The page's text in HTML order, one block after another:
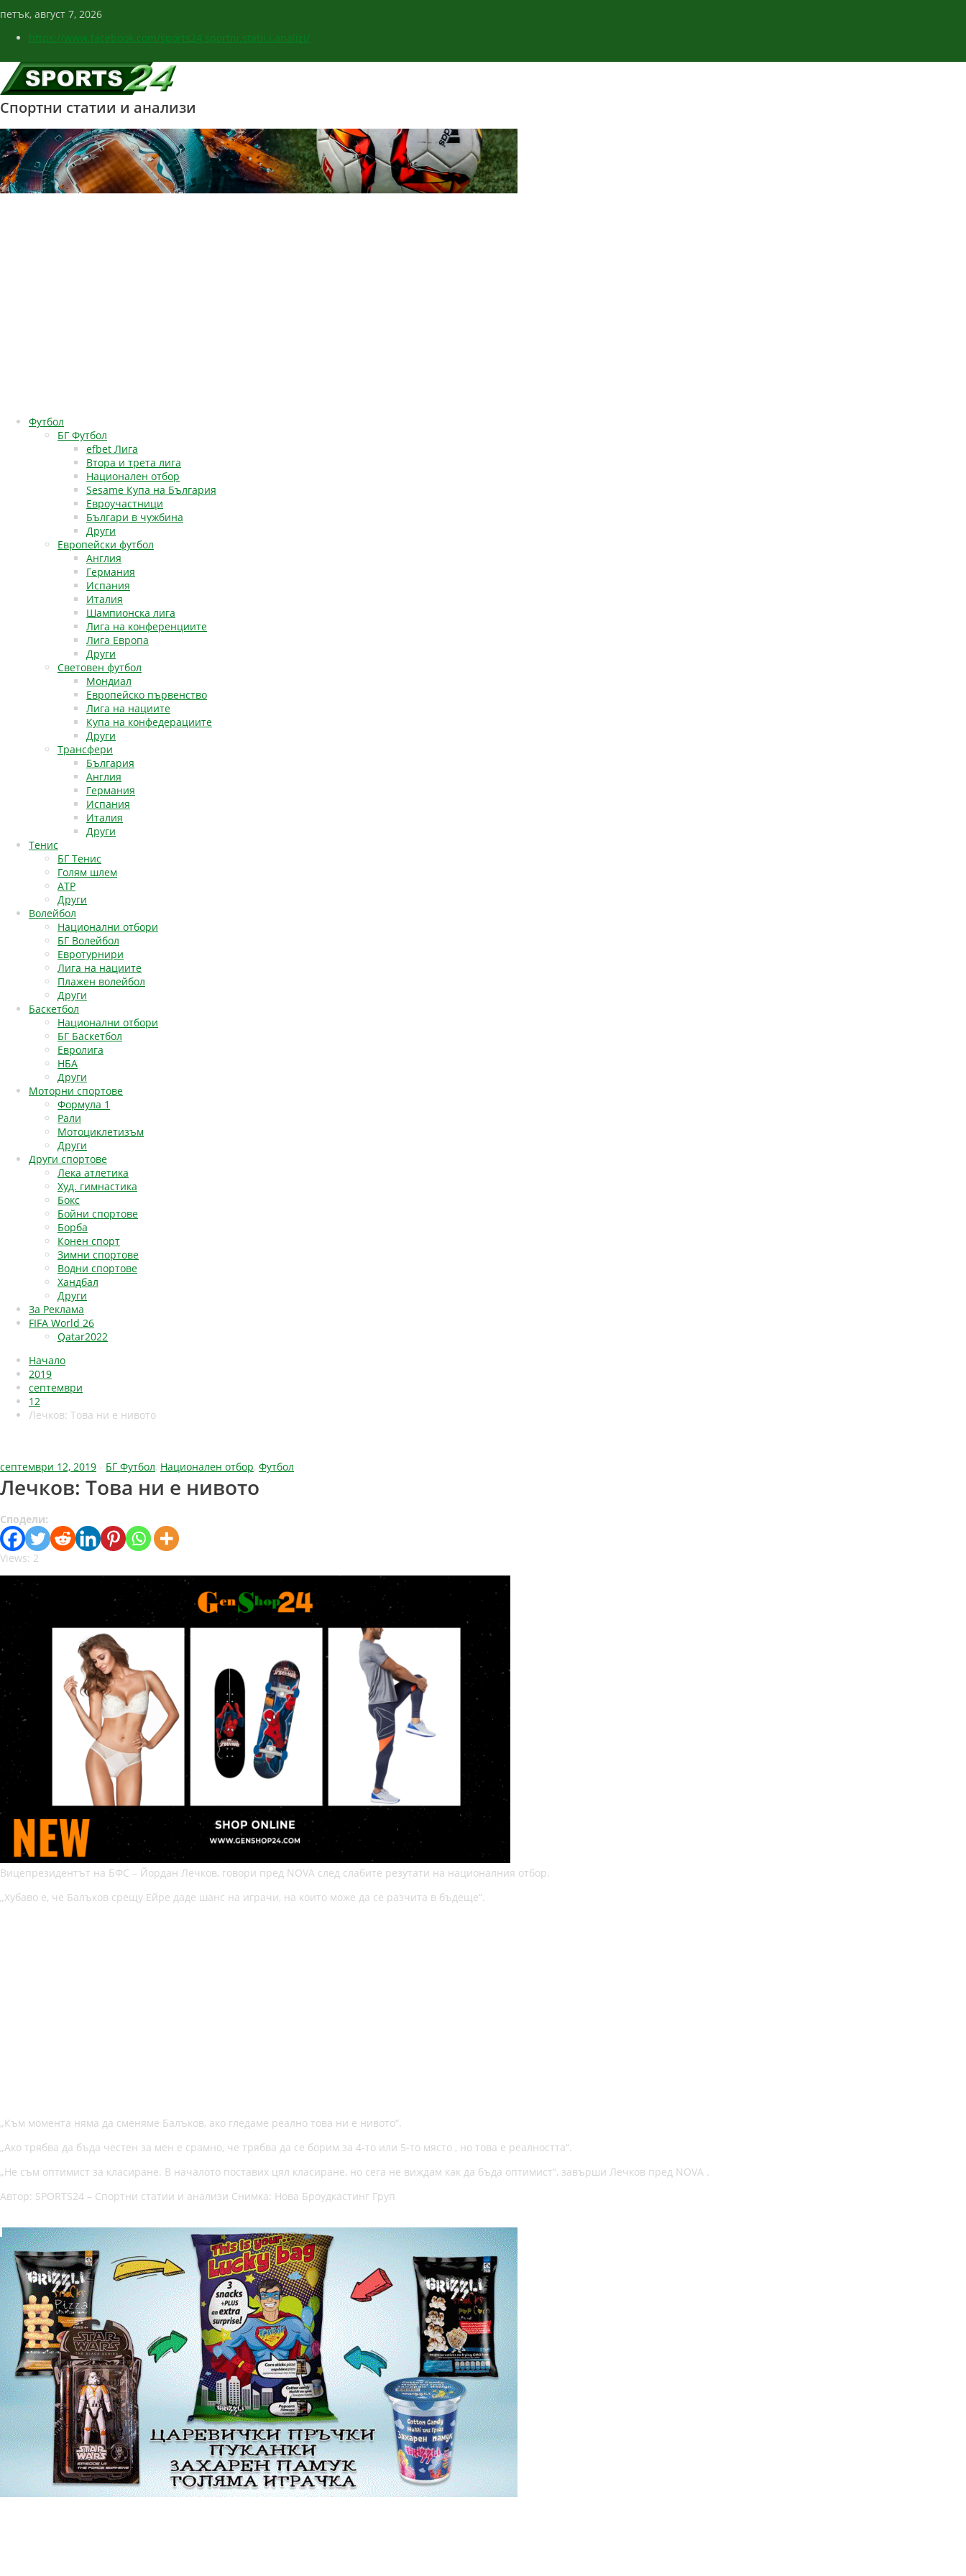
петък, август 7, 2026
https://www.facebook.com/sports24.sportni.statii.i.analizi/
Спортни статии и анализи
Футбол
БГ Футбол
efbet Лига
Втора и трета лига
Национален отбор
Sesame Купа на България
Евроучастници
Българи в чужбина
Други
Европейски футбол
Англия
Германия
Испания
Италия
Шампионска лига
Лига на конференциите
Лига Европа
Други
Световен футбол
Мондиал
Европейско първенство
Лига на нациите
Купа на конфедерациите
Други
Трансфери
България
Англия
Германия
Испания
Италия
Други
Тенис
БГ Тенис
Голям шлем
АТР
Други
Волейбол
Национални отбори
БГ Волейбол
Евротурнири
Лига на нациите
Плажен волейбол
Други
Баскетбол
Национални отбори
БГ Баскетбол
Евролига
НБА
Други
Моторни спортове
Формула 1
Рали
Мотоциклетизъм
Други
Други спортове
Лека атлетика
Худ. гимнастика
Бокс
Бойни спортове
Борба
Конен спорт
Зимни спортове
Водни спортове
Хандбал
Други
За Реклама
FIFA World 26
Qatar2022
Начало
2019
септември
12
Лечков: Това ни е нивото
септември 12, 2019 - БГ Футбол, Национален отбор, Футбол
Лечков: Това ни е нивото
Сподели:
Views: 2
Вицепрезидентът на БФС – Йордан Лечков, говори пред NOVA след слабите резутати на националния отбор.
„Хубаво е, че Балъков срещу Ейре даде шанс на играчи, на които може да се разчита в бъдеще“.
„Към момента няма да сменяме Балъков, ако гледаме реално това ни е нивото“.
„Ако трябва да бъда честен за мен е срамно, че трябва да се борим за 4-то или 5-то място , но това е реалността“.
„Не съм оптимист за класиране. В началото поставих цял класиране, но сега не виждам как да бъда оптимист“, завърши Лечков пред NOVA .
Автор: SPORTS24 – Спортни статии и анализи Снимка: Нова Броудкастинг Груп